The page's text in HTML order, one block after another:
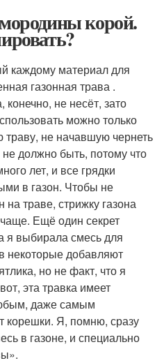
корой.
каждому материал для
газонная трава .
не несёт, зато
можно только
не начавшую чернеть
должно быть, потому что
лет, и все грядки
в газон. Чтобы не
траве, стрижку газона
Ещё один секрет
я выбирала смесь для
некоторые добавляют
но не факт, что я
эта травка имеет
даже самым
корешки. Я, помню, сразу
в газоне, и специально